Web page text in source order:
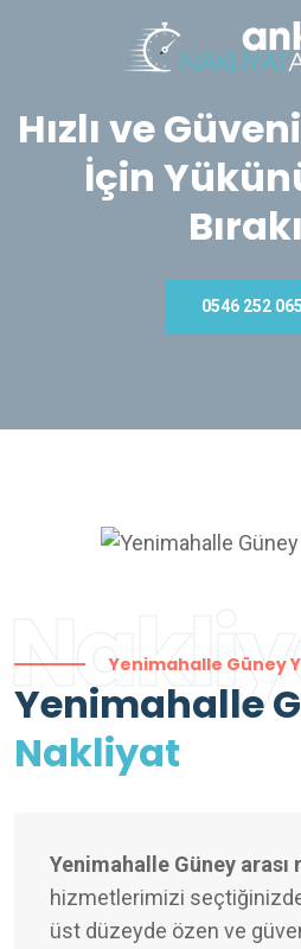
Hızlı ve
İçin
0546 252
Yenimahalle Güney
Yenimahalle
Nakliyat
Yenimahalle Güney arası
hizmetlerimizi
üst düzeyde özen ve